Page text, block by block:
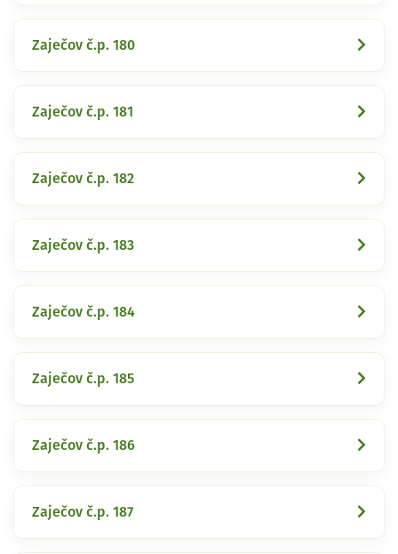
Zaječov č.p. 180
Zaječov č.p. 181
Zaječov č.p. 182
Zaječov č.p. 183
Zaječov č.p. 184
Zaječov č.p. 185
Zaječov č.p. 186
Zaječov č.p. 187